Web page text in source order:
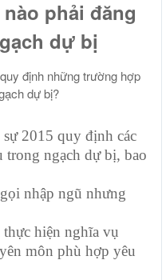
phải đăng
dự bị
định những trường hợp
dự bị?
2015 quy định các
ngạch dự bị, bao
nhập ngũ nhưng
hiện nghĩa vụ
môn phù hợp yêu